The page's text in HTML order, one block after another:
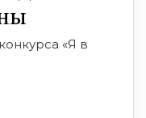
«Я в